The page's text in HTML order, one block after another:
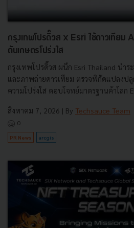
กรุงเทพโปรดิ๊วส x Esri ใช้ดาวเทียม
ดันเกษตรโปร่งใส
กรุงเทพโปรดิ๊วส ผนึก Esri Thailand นำ
และภาพถ่ายดาวเทียม ตรวจพิกัดแปลงป
ความโปร่งใส ตอบโจทย์มาตรฐานค้าโลก
สิงหาคม 7, 2026 | By Techsauce Team
0
PR News arcgis